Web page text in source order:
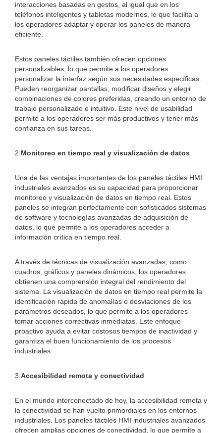
interacciones basadas en gestos, al igual que en los
teléfonos inteligentes y tabletas modernos, lo que facilita a
los operadores adaptar y operar los paneles de manera
eficiente.
Estos paneles táctiles también ofrecen opciones
personalizables, lo que permite a los operadores
personalizar la interfaz según sus necesidades específicas.
Pueden reorganizar pantallas, modificar diseños y elegir
combinaciones de colores preferidas, creando un entorno de
trabajo personalizado e intuitivo. Este nivel de usabilidad
permite a los operadores ser más productivos y tener más
confianza en sus tareas.
2. Monitoreo en tiempo real y visualización de datos
Una de las ventajas importantes de los paneles táctiles HMI
industriales avanzados es su capacidad para proporcionar
monitoreo y visualización de datos en tiempo real. Estos
paneles se integran perfectamente con sofisticados sistemas
de software y tecnologías avanzadas de adquisición de
datos, lo que permite a los operadores acceder a
información crítica en tiempo real.
A través de técnicas de visualización avanzadas, como
cuadros, gráficos y paneles dinámicos, los operadores
obtienen una comprensión integral del rendimiento del
sistema. La visualización de datos en tiempo real permite la
identificación rápida de anomalías o desviaciones de los
parámetros deseados, lo que permite a los operadores
tomar acciones correctivas inmediatas. Este enfoque
proactivo ayuda a evitar costosos tiempos de inactividad y
garantiza el buen funcionamiento de los procesos
industriales.
3. Accesibilidad remota y conectividad
En el mundo interconectado de hoy, la accesibilidad remota y
la conectividad se han vuelto primordiales en los entornos
industriales. Los paneles táctiles HMI industriales avanzados
ofrecen amplias opciones de conectividad, lo que permite a